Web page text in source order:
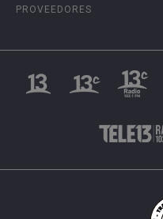
PROVEEDORES